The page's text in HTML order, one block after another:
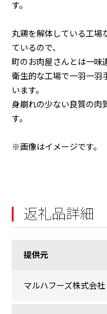
す。
丸鶏を解体している工場
ているので、
町のお肉屋さんとは一味
衛生的な工場で一羽一羽
います。
身崩れの少ない良質の肉
す。
※画像はイメージです。
返礼品詳細
提供元
マルハフーズ株式会社